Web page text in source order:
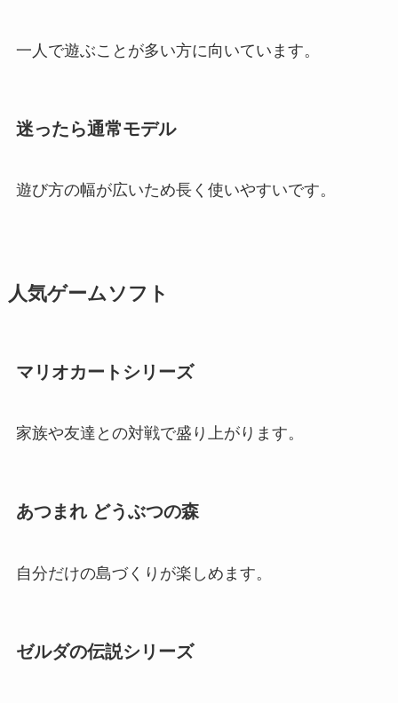
一人で遊ぶことが多い方に向いています。
迷ったら通常モデル
遊び方の幅が広いため長く使いやすいです。
人気ゲームソフト
マリオカートシリーズ
家族や友達との対戦で盛り上がります。
あつまれ どうぶつの森
自分だけの島づくりが楽しめます。
ゼルダの伝説シリーズ